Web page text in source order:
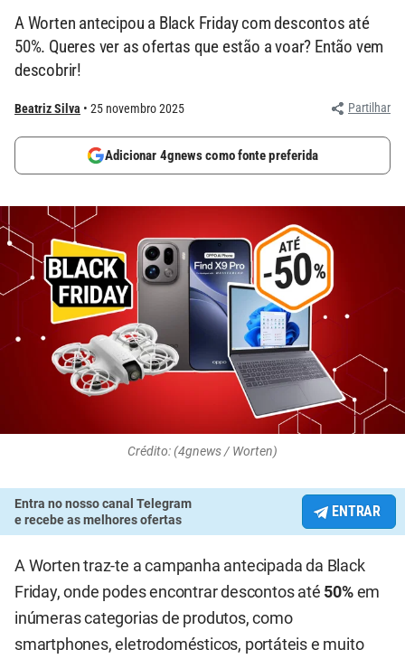
A Worten antecipou a Black Friday com descontos até
50%. Queres ver as ofertas que estão a voar? Então vem
descobrir!
Beatriz Silva 25 novembro 2025 Partilhar
Adicionar 4gnews como fonte preferida
Crédito: (4gnews / Worten)
Entra no nosso canal Telegram
e recebe as melhores ofertas
ENTRAR
A Worten traz-te a campanha antecipada da Black
Friday, onde podes encontrar descontos até 50%em
inúmeras categorias de produtos, como
smartphones, eletrodomésticos, portáteis e muito